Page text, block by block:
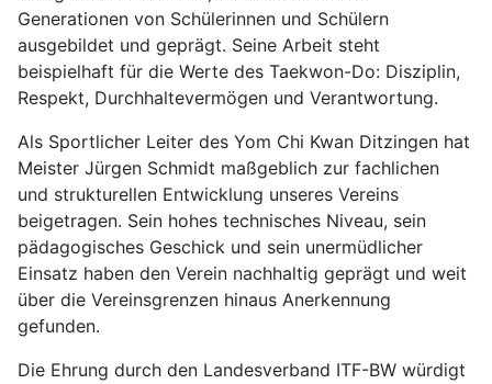
Generationen von Schülerinnen und Schülern
ausgebildet und geprägt. Seine Arbeit steht
beispielhaft für die Werte des Taekwon-Do: Disziplin,
Respekt, Durchhaltevermögen und Verantwortung.
Als Sportlicher Leiter des Yom Chi Kwan Ditzingen hat
Meister Jürgen Schmidt maßgeblich zur fachlichen
und strukturellen Entwicklung unseres Vereins
beigetragen. Sein hohes technisches Niveau, sein
pädagogisches Geschick und sein unermüdlicher
Einsatz haben den Verein nachhaltig geprägt und weit
über die Vereinsgrenzen hinaus Anerkennung
gefunden.
Die Ehrung durch den Landesverband ITF-BW würdigt